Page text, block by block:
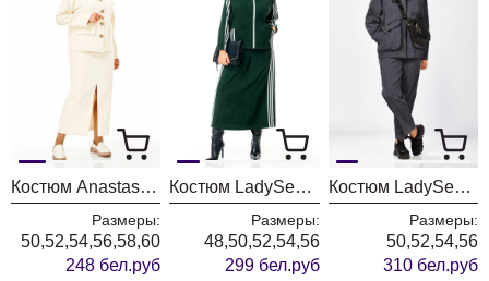
Костюм Anastasia 1384 слоновая кость
Размеры:
50,52,54,56,58,60
248 бел.руб
Костюм LadySecret 26260 зеленый
Размеры:
48,50,52,54,56
299 бел.руб
Костюм LadySecret 25229 темный графит
Размеры:
50,52,54,56
310 бел.руб